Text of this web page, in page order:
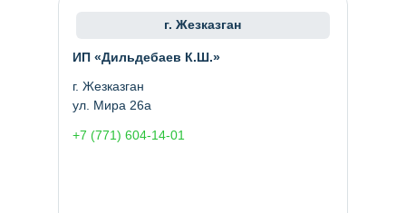
ИП «Дильдебаев К.Ш.»
г. Жезказган
ул. Мира 26а
+7 (771) 604-14-01
г. Жезказган